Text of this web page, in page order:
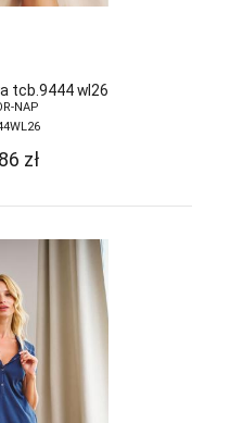
tcb.9444 wl26
NAP
zł